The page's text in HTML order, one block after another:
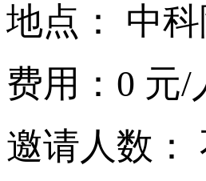
地点： 中
费用：0 元/
邀请人数：